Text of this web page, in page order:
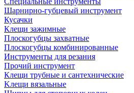
Шарнирно-губцевый инструмент
Кусачки
Клещи зажимные
Плоскогубцы захватные
Плоскогубцы комбинированные
Инструменты для резания
Прочий инструмент
Клещи трубные и сантехнические
Kлещи вязальные